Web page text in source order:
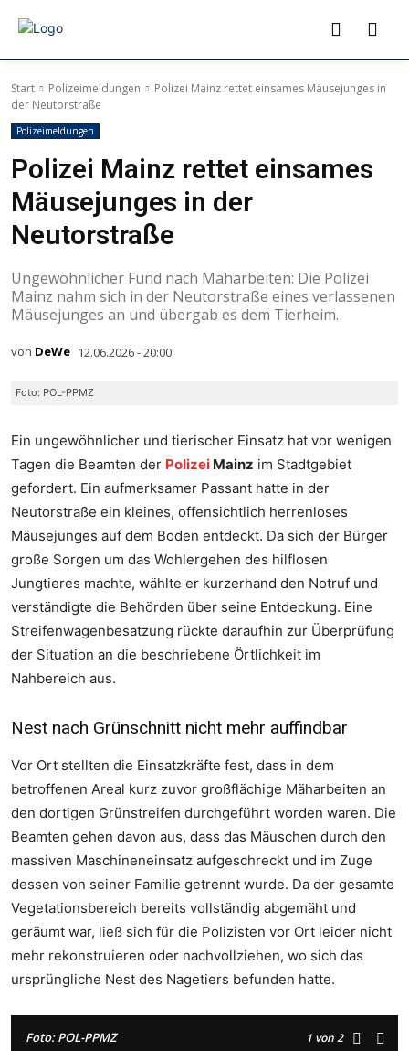
Start Polizeimeldungen
Polizei Mainz rettet einsames Mäusejunges in
der Neutorstraße
Polizeimeldungen
Polizei Mainz rettet einsames
Mäusejunges in der
Neutorstraße
Ungewöhnlicher Fund nach Mäharbeiten: Die Polizei
Mainz nahm sich in der Neutorstraße eines verlassenen
Mäusejunges an und übergab es dem Tierheim.
von DeWe 12.06.2026 - 20:00
Foto: POL-PPMZ
Ein ungewöhnlicher und tierischer Einsatz hat vor wenigen
Tagen die Beamten der Polizei Mainz im Stadtgebiet
gefordert. Ein aufmerksamer Passant hatte in der
Neutorstraße ein kleines, offensichtlich herrenloses
Mäusejunges auf dem Boden entdeckt. Da sich der Bürger
große Sorgen um das Wohlergehen des hilflosen
Jungtieres machte, wählte er kurzerhand den Notruf und
verständigte die Behörden über seine Entdeckung. Eine
Streifenwagenbesatzung rückte daraufhin zur Überprüfung
der Situation an die beschriebene Örtlichkeit im
Nahbereich aus.
Nest nach Grünschnitt nicht mehr auffindbar
Vor Ort stellten die Einsatzkräfte fest, dass in dem
betroffenen Areal kurz zuvor großflächige Mäharbeiten an
den dortigen Grünstreifen durchgeführt worden waren. Die
Beamten gehen davon aus, dass das Mäuschen durch den
massiven Maschineneinsatz aufgeschreckt und im Zuge
dessen von seiner Familie getrennt wurde. Da der gesamte
Vegetationsbereich bereits vollständig abgemäht und
geräumt war, ließ sich für die Polizisten vor Ort leider nicht
mehr rekonstruieren oder nachvollziehen, wo sich das
ursprüngliche Nest des Nagetiers befunden hatte.
Foto: POL-PPMZ 1 von 2